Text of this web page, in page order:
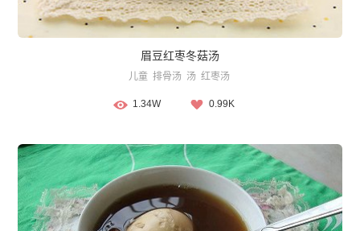
眉豆红枣冬菇汤
儿童 排骨汤 汤 红枣汤
1.34W 0.99K